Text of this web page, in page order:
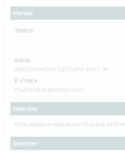
Merkez
Telefon
-
-
Adres
ABDÜLKADİR GEYLANİ CAD. 18
E-Posta
mutakabat@atesci.com
Web Site
http://atescimedikal.com/turkce.phtml
Sektörler